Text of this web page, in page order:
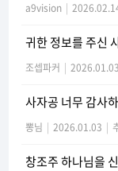
a9vision |
귀한 정보를 주신
조셉파커 | 2026.01.03
사자공 너무 감사
뽕님 | 2026.01.03 |
창조주 하나님을